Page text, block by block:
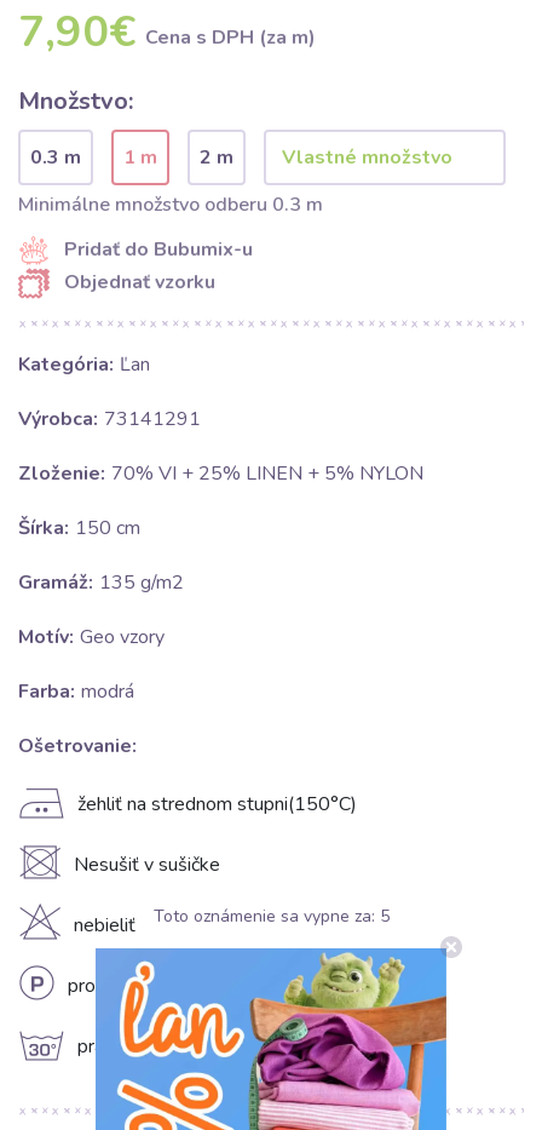
7,90€ Cena s DPH (za m)
Množstvo:
0.3 m 1 m
2 m
Minimálne množstvo odberu 0.3 m
Pridať do Bubumix-u
Objednať vzorku
Kategória: Ľan
Výrobca: 73141291
Zloženie: 70% VI + 25% LINEN + 5% NYLON
Šírka: 150 cm
Gramáž: 135 g/m2
Motív: Geo vzory
Farba: modrá
Ošetrovanie:
E žehliť na strednom stupni(150°C)
U Nesušiť v sušičke
H nebieliť
L profesionálne chemické čistenie
g prať na 30°C
Toto oznámenie sa vypne za: 5